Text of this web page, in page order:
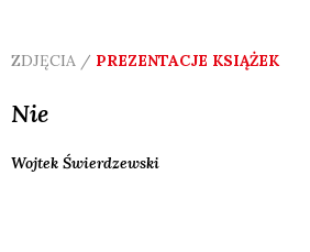
ZDJĘCIA / PREZENTACJE KSIĄŻEK
Nie
Wojtek Świerdzewski